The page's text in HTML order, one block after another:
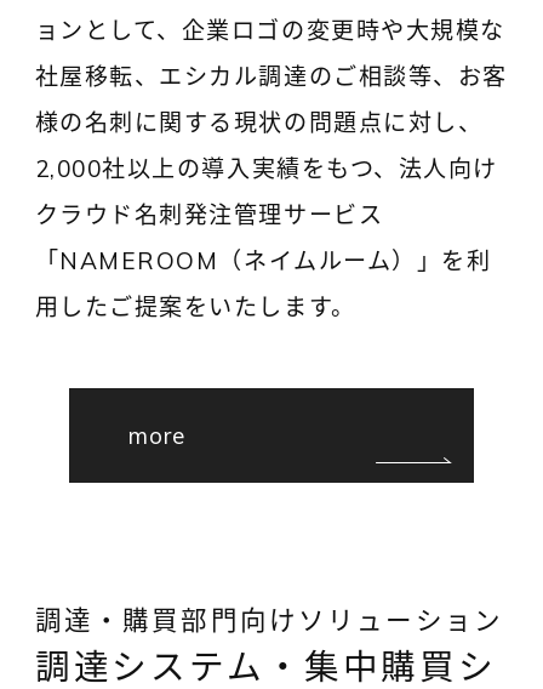
ョンとして、企業ロゴの変更時や大規模な
社屋移転、エシカル調達のご相談等、お客
様の名刺に関する現状の問題点に対し、
2,000社以上の導入実績をもつ、法人向け
クラウド名刺発注管理サービス
「NAMEROOM（ネイムルーム）」を利
用したご提案をいたします。
more
調達・購買部門向けソリューション
調達システム・集中購買シ